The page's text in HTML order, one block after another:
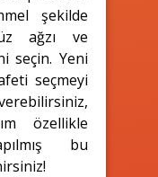
şekilde
ağzı ve
seçin. Yeni
seçmeyi
özellikle
bu